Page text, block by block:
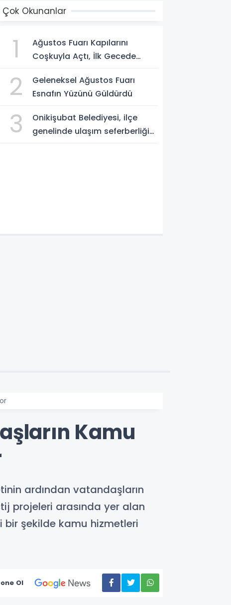
Çok Okunanlar
1
Ağustos Fuarı Kapılarını
Coşkuyla Açtı, İlk Gecede
2
Geleneksel Ağustos Fuarı
Esnafın Yüzünü Güldürdü
3
Onikişubat Belediyesi, ilçe
genelinde ulaşım seferberliğini
Kamu
ardından vatandaşların
projeleri arasında yer alan
bir şekilde kamu hizmetleri
Ol